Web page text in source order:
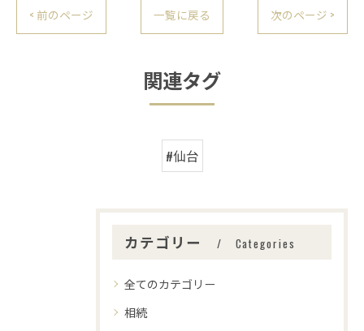
< 前のページ 一覧に戻る 次のページ >
関連タグ
#仙台
カテゴリー Categories
全てのカテゴリー
相続